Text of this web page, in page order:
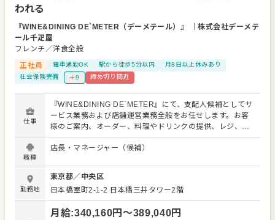
われる
『WINE&DINING DE`METER（デーメテール）』 ｜株式会社デーメテ
ール千疋屋
フレンチ／洋食全般
正社員
電車通勤OK 駅から徒歩5分以内
月8日以上休みあり
社会保険完備
＋9 締め切り間近
仕事
『WINE&DINING DE`METER』にて、支配人候補としてサ
ービス業務および店舗運営業務全般をお任せします。お客
様のご案内、オーダー、料理やドリンクの提供、レジ、電
話対応、予約管理など、まずは現場の流れを理解しなが
ら、千疋屋総本店らしい丁寧な接客を身につけていただき
レストランの2つのエリアがあり、パフェや軽食、コース料
理、ワインの提供など、幅広いサービスに携われます。記
念日や会食、アフタヌーンティーなど、お客様の利用シー
ンもさまざま。老舗ブランドの信頼を大切にしながら、一
組一組に合わせた心地よい時間をつくっていく仕事です。
職種
店長・マネージャー（候補）
勤務地
東京都／ 中央区
日本橋室町2-1-2 日本橋三井タワー2階
月給:340,160円〜389,040円